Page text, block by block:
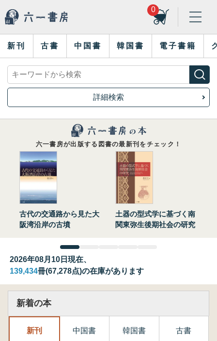
0
新刊 古書 中国書 韓国書 電子書籍
詳細検索
六一書房が出版する図書の最新刊をチェック！
古代の交通路から見た大
阪湾沿岸の古墳
土器の型式学に基づく南
関東弥生後期社会の研究
2026年08月10日現在、
139,434冊(67,278点)の在庫があります
新着の本
新刊 中国書 韓国書 古書